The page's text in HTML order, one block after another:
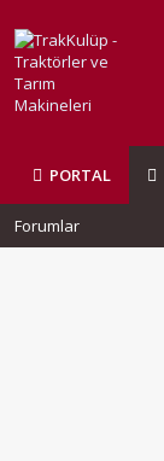
PORTAL
Forumlar